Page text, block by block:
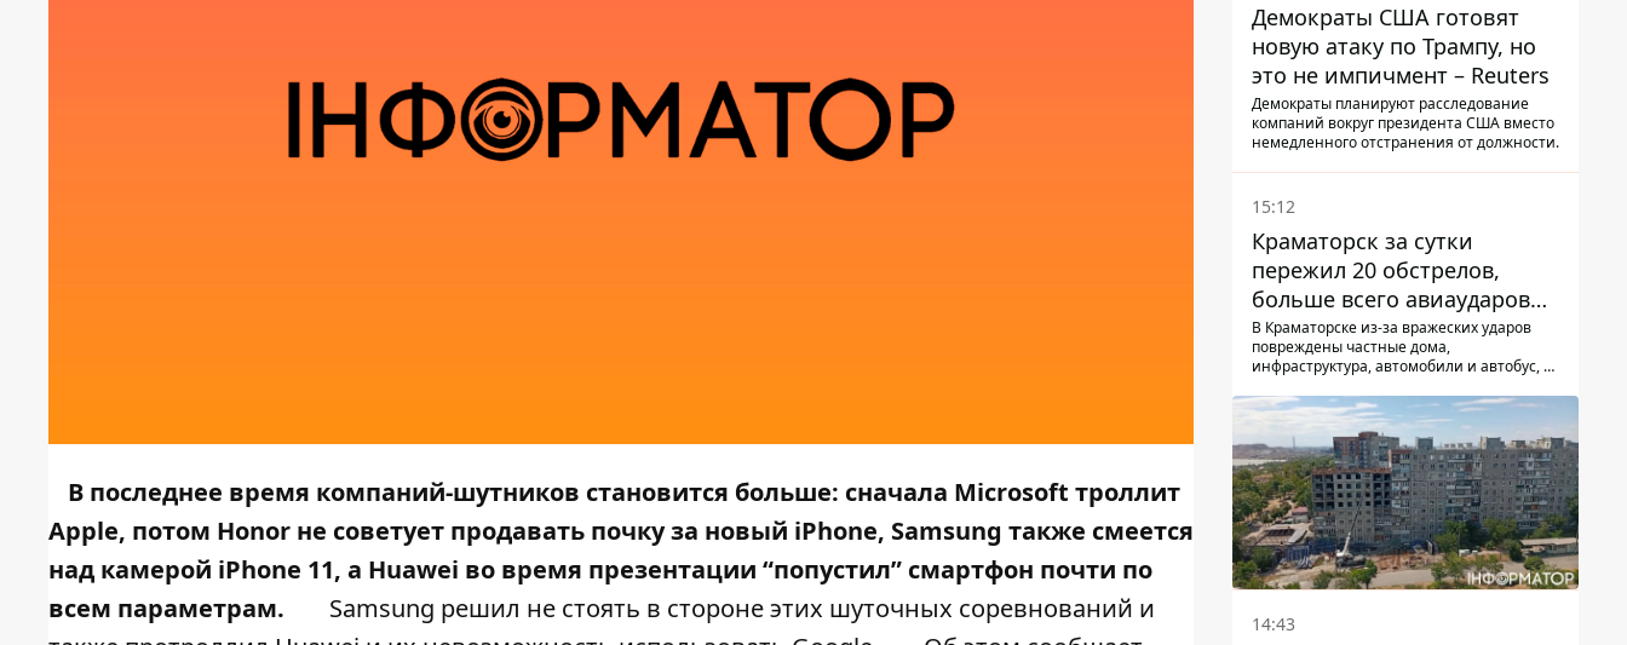
В последнее время компаний-шутников становится больше: сначала Microsoft троллит
Apple, потом Honor не советует продавать почку за новый iPhone, Samsung также смеется
над камерой iPhone 11, а Huawei во время презентации “попустил” смартфон почти по
всем параметрам.
Samsung решил не стоять в стороне этих шуточных соревнований и
Демократы США готовят
новую атаку по Трампу, но
это не импичмент – Reuters
Демократы планируют расследование
компаний вокруг президента США вместо
немедленного отстранения от должности.
15:12
Краматорск за сутки
пережил 20 обстрелов,
больше всего авиаударов
КАБ-250
В Краматорске из-за вражеских ударов
повреждены частные дома,
инфраструктура, автомобили и автобус, а
человек и еще 15 получили ранения
14:43